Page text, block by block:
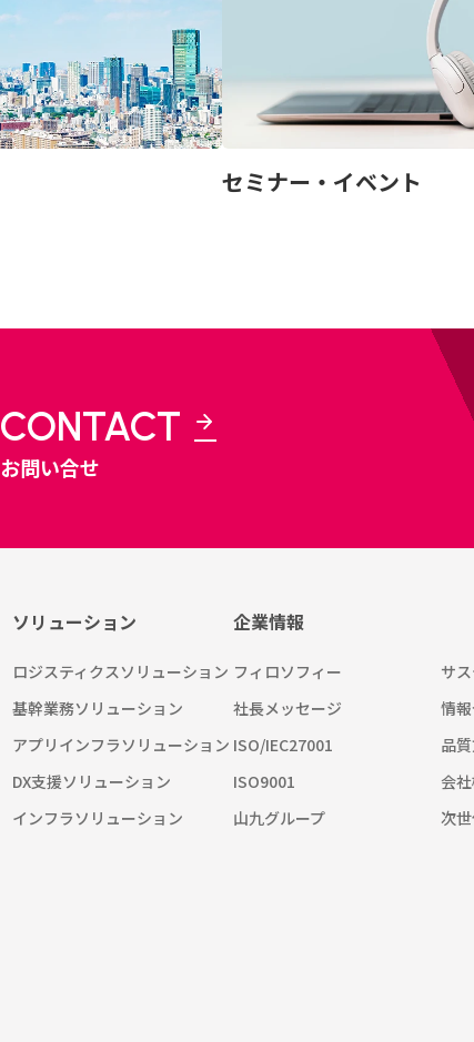
セミナー・イベント
CONTACT
お問い合せ
ソリューション
ロジスティクスソリューション
基幹業務ソリューション
アプリインフラソリューション
DX支援ソリューション
インフラソリューション
企業情報
フィロソフィー
サ
社長メッセージ
情
ISO/IEC27001
品
ISO9001
会
山九グループ
次